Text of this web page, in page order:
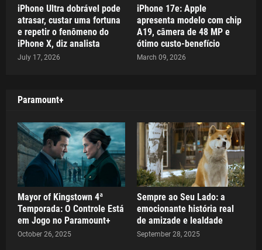
iPhone Ultra dobrável pode
atrasar, custar uma fortuna
e repetir o fenômeno do
iPhone X, diz analista
July 17, 2026
iPhone 17e: Apple
apresenta modelo com chip
A19, câmera de 48 MP e
ótimo custo-benefício
March 09, 2026
Paramount+
Mayor of Kingstown 4ª
Temporada: O Controle Está
em Jogo no Paramount+
October 26, 2025
Sempre ao Seu Lado: a
emocionante história real
de amizade e lealdade
September 28, 2025